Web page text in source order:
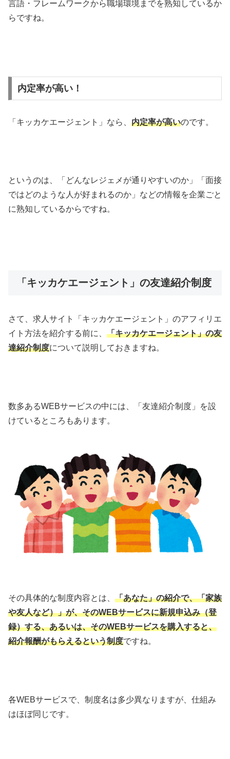
言語・フレームワークから職場環境までを熟知しているか
らですね。
内定率が高い！
「キッカケエージェント」なら、 内定率が高いのです。
というのは、「どんなレジェメが通りやすいのか」「面接
ではどのような人が好まれるのか」などの情報を企業ごと
に熟知しているからですね。
「キッカケエージェント」の友達紹介制度
さて、求人サイト「キッカケエージェント」のアフィリエ
イト方法を紹介する前に、 「キッカケエージェント」の友
達紹介制度について説明しておきますね。
数多あるWEBサービスの中には、「友達紹介制度」を設
けているところもあります。
その具体的な制度内容とは、 「あなた」の紹介で、「家族
や友人など）」が、そのWEBサービスに新規申込み（登
録）する、あるいは、そのWEBサービスを購入すると、
紹介報酬がもらえるという制度ですね。
各WEBサービスで、制度名は多少異なりますが、仕組み
はほぼ同じです。